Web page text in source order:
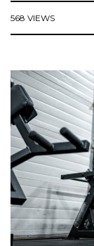
568 VIEWS